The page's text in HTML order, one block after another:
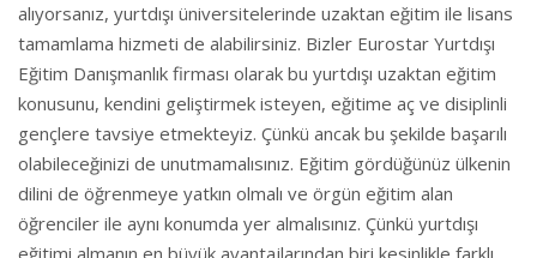
alıyorsanız, yurtdışı üniversitelerinde uzaktan eğitim ile lisans
tamamlama hizmeti de alabilirsiniz. Bizler Eurostar Yurtdışı
Eğitim Danışmanlık firması olarak bu yurtdışı uzaktan eğitim
konusunu, kendini geliştirmek isteyen, eğitime aç ve disiplinli
gençlere tavsiye etmekteyiz. Çünkü ancak bu şekilde başarılı
olabileceğinizi de unutmamalısınız. Eğitim gördüğünüz ülkenin
dilini de öğrenmeye yatkın olmalı ve örgün eğitim alan
öğrenciler ile aynı konumda yer almalısınız. Çünkü yurtdışı
eğitimi almanın en büyük avantajlarından biri kesinlikle farklı